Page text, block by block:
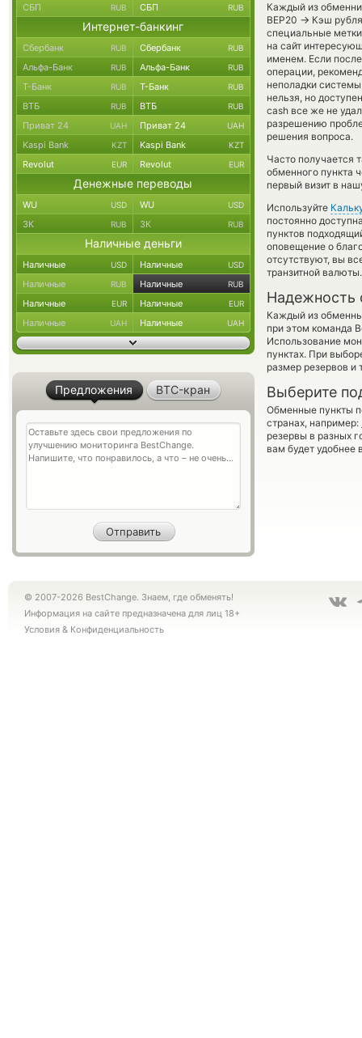
Каждый из
BEP20 → Кэш
специальные
на сайт
именем. Если
операции,
неполадки
нельзя, но
cash все же не
разрешению
решения вопроса.
Часто получается
обменного пункта
первый визит в
Используйте
постоянно
пунктов
оповещение о
отсутствуют, вы
транзитной валюты.
Надежность
Каждый из
при этом команда
Использование
пунктах. При
размер резервов и
Выберите
Обменные пункты
странах, например:
резервы в разных
вам будет удобнее
СБП RUB СБП RUB
Интернет-банкинг
Сбербанк RUB Сбербанк RUB
Альфа-Банк RUB Альфа-Банк RUB
Т-Банк RUB Т-Банк RUB
ВТБ RUB ВТБ RUB
Приват 24 UAH Приват 24 UAH
Kaspi Bank KZT Kaspi Bank KZT
Revolut EUR Revolut EUR
Денежные переводы
WU USD WU USD
ЗК RUB ЗК RUB
Наличные деньги
Наличные USD Наличные USD
Наличные RUB Наличные RUB
Наличные EUR Наличные EUR
Наличные UAH Наличные UAH
Предложения BTC-кран
© 2007-2026 BestChange. Знаем, где обменять!
Информация на сайте предназначена для лиц 18+
Условия & Конфиденциальность